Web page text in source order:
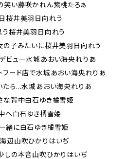
い藤咲かれん紫桃たろぁ
桜井美羽日向れう
う桜井美羽日向れう
の子みたいに桜井美羽日向れう
ビュー水城あおい海央れりあ
フード店で水城あおい海央れりあ
たら…水城あおい海央れりあ
な背中白石ゆき橘雪姫
へ白石ゆき橘雪姫
緒に白石ゆき橘雪姫
辺山吹ひかりはいぢ
しの本音山吹ひかりはいぢ